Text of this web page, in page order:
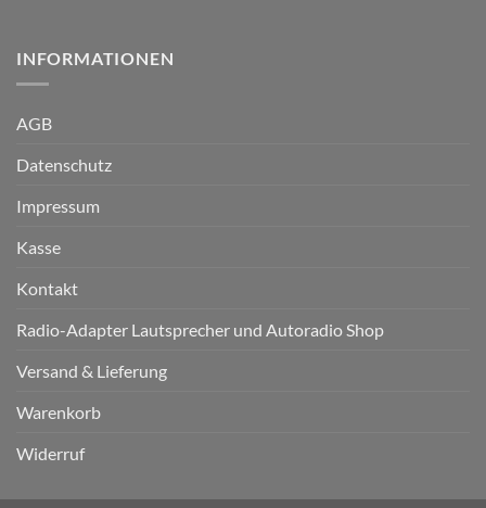
INFORMATIONEN
AGB
Datenschutz
Impressum
Kasse
Kontakt
Radio-Adapter Lautsprecher und Autoradio Shop
Versand & Lieferung
Warenkorb
Widerruf